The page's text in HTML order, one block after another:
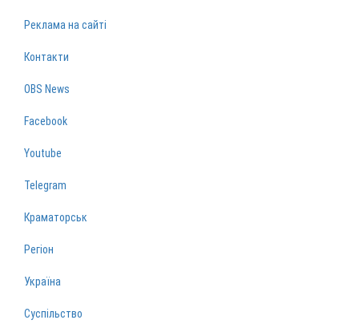
Реклама на сайті
Контакти
OBS News
Facebook
Youtube
Telegram
Краматорськ
Регіон
Україна
Суспільство